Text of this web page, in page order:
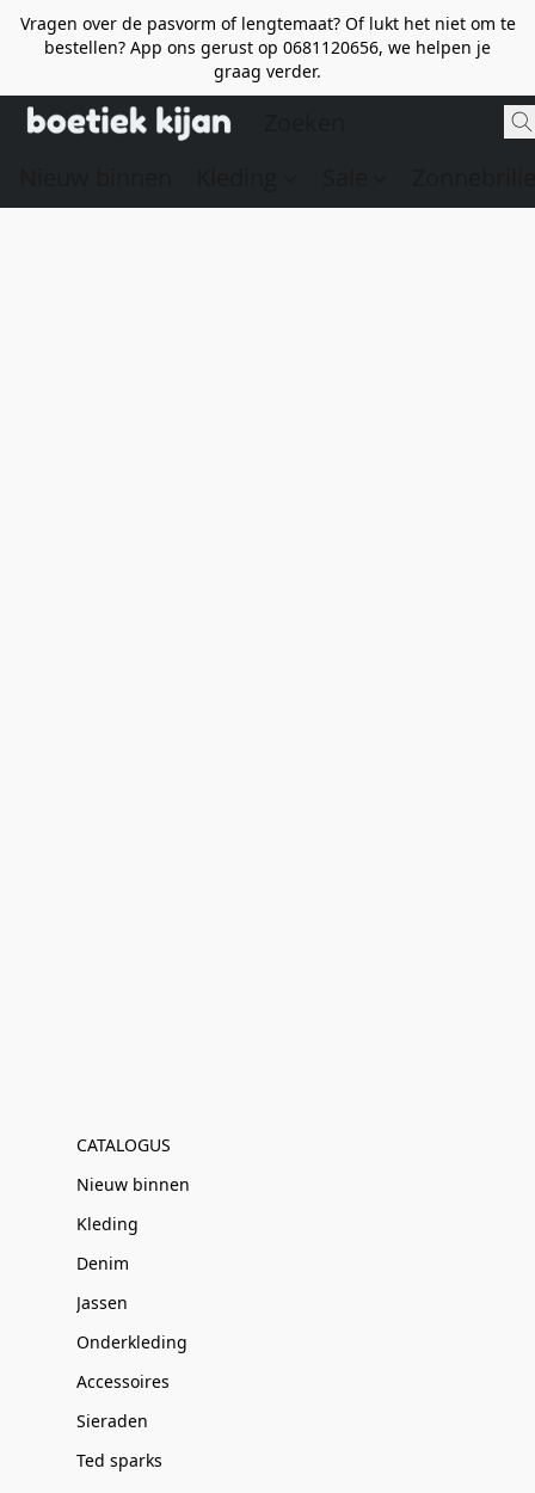
Vragen over de pasvorm of lengtemaat? Of lukt het niet om te
bestellen? App ons gerust op 0681120656, we helpen je
graag verder.
CATALOGUS
Nieuw binnen
Kleding
Denim
Jassen
Onderkleding
Accessoires
Sieraden
Ted sparks